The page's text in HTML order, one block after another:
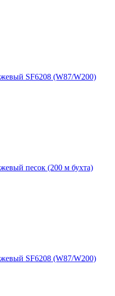
SF6208 (W87/W200)
песок (200 м бухта)
SF6208 (W87/W200)